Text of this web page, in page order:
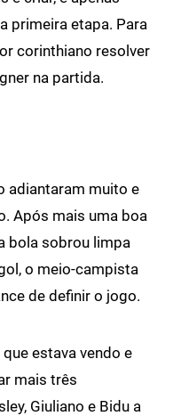
primeira etapa. Para
corinthiano resolver
na partida.
adiantaram muito e
Após mais uma boa
bola sobrou limpa
o meio-campista
de definir o jogo.
estava vendo e
mais três
Giuliano e Bidu a